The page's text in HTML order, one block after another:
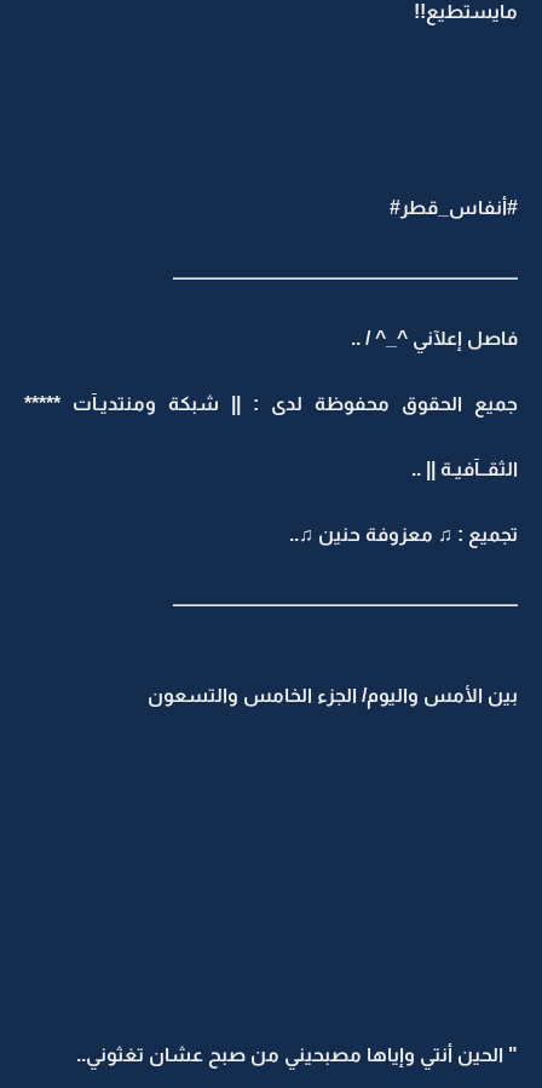
مايستطيع!!
#أنفاس_قطر#
ـــــــــــــــــــــــــــــــــــــــــــــــــــــــــــــــــــــــــــــــــــــــــــــــ
فاصل إعلآني ^_^ / ..
جميع الحقوق محفوظة لدى : || شبكة ومنتديـآت *****
الثقــآفيـة || ..
تجميع : ♫ معزوفة حنين ♫..
ـــــــــــــــــــــــــــــــــــــــــــــــــــــــــــــــــــــــــــــــــــــــــــــــ
بين الأمس واليوم/ الجزء الخامس والتسعون
" الحين أنتي وإياها مصبحيني من صبح عشان تغثوني..